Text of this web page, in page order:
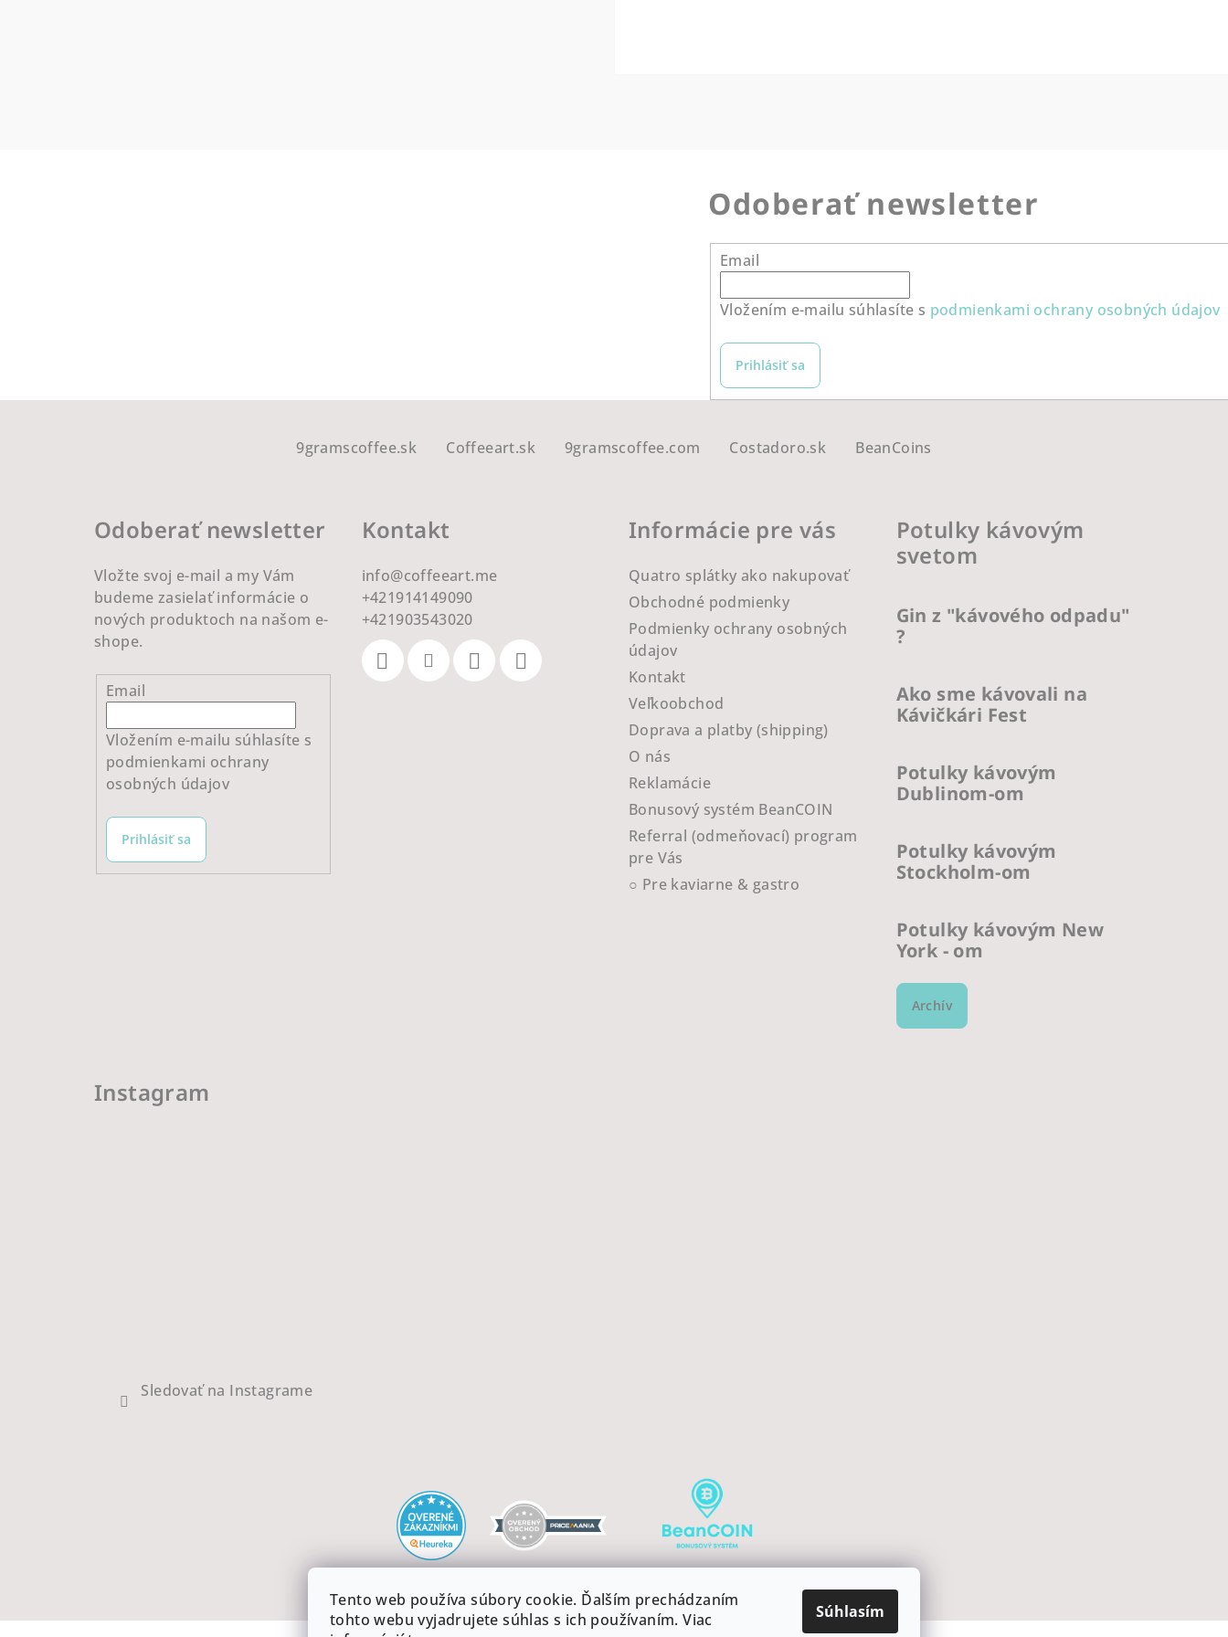
Tento web používa súbory cookie. Ďalším prechádzaním
tohto webu vyjadrujete súhlas s ich používaním. Viac
Súhlasím
Odoberať newsletter
Email
Vložením e-mailu súhlasíte s podmienkami ochrany osobných údajov
Prihlásiť sa
9gramscoffee.sk Coffeeart.sk 9gramscoffee.com Costadoro.sk BeanCoins
Odoberať newsletter
Vložte svoj e-mail a my Vám
budeme zasielať informácie o
nových produktoch na našom e-
shope.
Email
Vložením e-mailu súhlasíte s
podmienkami ochrany
osobných údajov
Prihlásiť sa
Kontakt
info@coffeeart.me
+421914149090
+421903543020
Informácie pre vás
Quatro splátky ako nakupovať
Obchodné podmienky
Podmienky ochrany osobných
údajov
Kontakt
Veľkoobchod
Doprava a platby (shipping)
O nás
Reklamácie
Bonusový systém BeanCOIN
Referral (odmeňovací) program
pre Vás
○ Pre kaviarne & gastro
Potulky kávovým
svetom
Gin z "kávového odpadu"
?
Ako sme kávovali na
Kávičkári Fest
Potulky kávovým
Dublinom-om
Potulky kávovým
Stockholm-om
Potulky kávovým New
York - om
Archív
Instagram
Sledovať na Instagrame